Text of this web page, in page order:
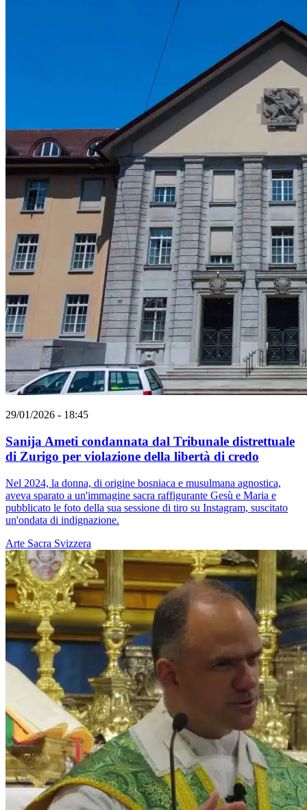
29/01/2026 - 18:45
Sanija Ameti condannata dal Tribunale distrettuale
di Zurigo per violazione della libertà di credo
Nel 2024, la donna, di origine bosniaca e musulmana agnostica,
aveva sparato a un'immagine sacra raffigurante Gesù e Maria e
pubblicato le foto della sua sessione di tiro su Instagram, suscitato
un'ondata di indignazione.
Arte Sacra Svizzera